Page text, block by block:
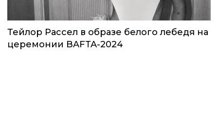
Тейлор Рассел в образе белого лебедя на
церемонии BAFTA-2024